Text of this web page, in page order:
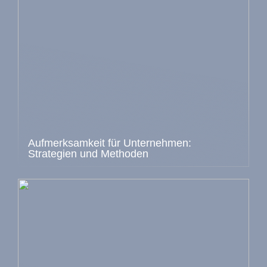
Aufmerksamkeit für Unternehmen:
Strategien und Methoden